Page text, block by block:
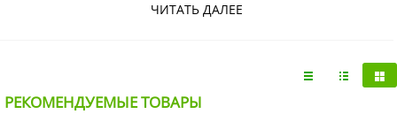
ЧИТАТЬ ДАЛЕЕ
чайного дерева A.Bono с доставкой на дом по Москве и
РЕКОМЕНДУЕМЫЕ ТОВАРЫ